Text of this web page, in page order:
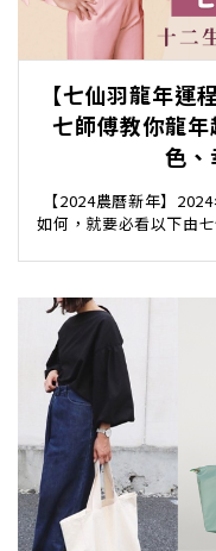
【七仙羽龍年
七師傅教你龍
色、
【2024農曆新年】
如何，就要必看以下由